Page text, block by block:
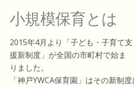
小規模保育とは
2015年4月より「子ども・子育て支
援新制度」が全国の市町村で始ま
りました。
「神戸YWCA保育園」はその新制